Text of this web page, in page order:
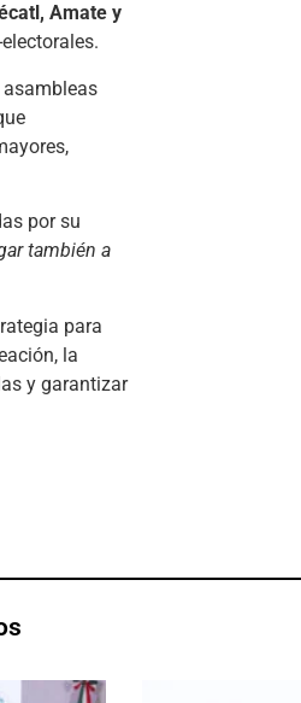
Amate y
por su
también a
para
la
y garantizar